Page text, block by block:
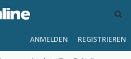
ANMELDEN REGISTRIEREN